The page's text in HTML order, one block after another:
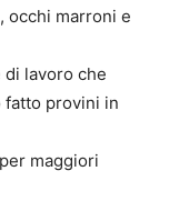
occhi marroni e
di lavoro che
fatto provini in
maggiori